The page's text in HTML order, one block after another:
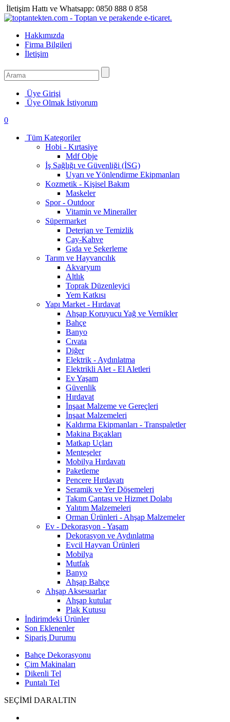
İletişim Hattı ve Whatsapp: 0850 888 0 858
Hakkımızda
Firma Bilgileri
İletişim
Üye Girişi
Üye Olmak İstiyorum
0
Tüm Kategoriler
Hobi - Kırtasiye
Mdf Obje
İş Sağlığı ve Güvenliği (İSG)
Uyarı ve Yönlendirme Ekipmanları
Kozmetik - Kişisel Bakım
Maskeler
Spor - Outdoor
Vitamin ve Mineraller
Süpermarket
Deterjan ve Temizlik
Çay-Kahve
Gıda ve Şekerleme
Tarım ve Hayvancılık
Akvaryum
Altlık
Toprak Düzenleyici
Yem Katkısı
Yapı Market - Hırdavat
Ahşap Koruyucu Yağ ve Vernikler
Bahçe
Banyo
Cıvata
Diğer
Elektrik - Aydınlatma
Elektrikli Alet - El Aletleri
Ev Yaşam
Güvenlik
Hırdavat
İnşaat Malzeme ve Gereçleri
İnşaat Malzemeleri
Kaldırma Ekipmanları - Transpaletler
Makina Bıçakları
Matkap Uçları
Menteşeler
Mobilya Hırdavatı
Paketleme
Pencere Hırdavatı
Seramik ve Yer Döşemeleri
Takım Çantası ve Hizmet Dolabı
Yalıtım Malzemeleri
Orman Ürünleri - Ahşap Malzemeler
Ev - Dekorasyon - Yaşam
Dekorasyon ve Aydınlatma
Evcil Hayvan Ürünleri
Mobilya
Mutfak
Banyo
Ahşap Bahçe
Ahşap Aksesuarlar
Ahşap kutular
Plak Kutusu
İndirimdeki Ürünler
Son Eklenenler
Sipariş Durumu
Bahçe Dekorasyonu
Çim Makinaları
Dikenli Tel
Puntalı Tel
SEÇİMİ DARALTIN